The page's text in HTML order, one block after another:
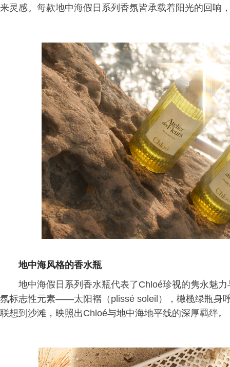
来灵感。每款地中海假日系列香氛皆承载着阳光的回响
地中海风格的香水瓶
地中海假日系列香水瓶代表了Chloé珍视的隽永魅
氛标志性元素——太阳褶（plissé soleil），橄榄绿瓶身
联想到沙滩，映照出Chloé与地中海地平线的深厚羁绊。